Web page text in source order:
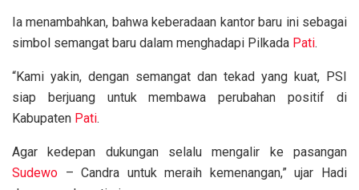
Ia menambahkan, bahwa keberadaan kantor baru ini sebagai
simbol semangat baru dalam menghadapi Pilkada Pati.
“Kami yakin, dengan semangat dan tekad yang kuat, PSI
siap berjuang untuk membawa perubahan positif di
Kabupaten Pati.
Agar kedepan dukungan selalu mengalir ke pasangan
Sudewo – Candra untuk meraih kemenangan,” ujar Hadi